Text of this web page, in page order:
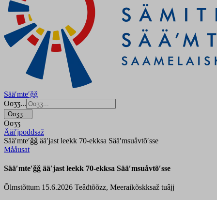
Sääʹmteʹǧǧ
Ooʒʒ...
Ooʒʒ...
Ooʒʒ
Ääiʹjpoddsaž
Sääʹmteʹǧǧ ääʹjast leekk 70-ekksa Sääʹmsuåvtõʹsse
Mååusat
Sääʹmteʹǧǧ ääʹjast leekk 70-ekksa Sääʹmsuåvtõʹsse
Õlmstõttum 15.6.2026 Teâđtõõzz, Meeraikõskksaž tuâjj